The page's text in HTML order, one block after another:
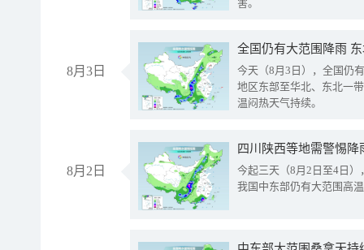
害。
8月3日
全国仍有大范围降雨
今天（8月3日），全国仍
地区东部至华北、东北一
温闷热天气持续。
8月2日
今起三天（8月2日至4日
我国中东部仍有大范围高